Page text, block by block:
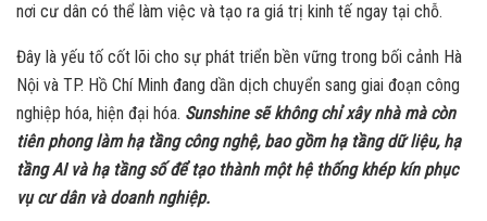
nơi cư dân có thể làm việc và tạo ra giá trị kinh tế ngay tại chỗ.
Đây là yếu tố cốt lõi cho sự phát triển bền vững trong bối cảnh Hà
Nội và TP. Hồ Chí Minh đang dần dịch chuyển sang giai đoạn công
nghiệp hóa, hiện đại hóa. Sunshine sẽ không chỉ xây nhà mà còn
tiên phong làm hạ tầng công nghệ, bao gồm hạ tầng dữ liệu, hạ
tầng AI và hạ tầng số để tạo thành một hệ thống khép kín phục
vụ cư dân và doanh nghiệp.